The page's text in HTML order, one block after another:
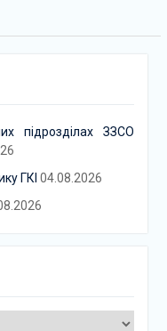
підрозділах ЗЗСО
ГКІ 04.08.2026